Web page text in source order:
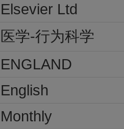
Elsevier Ltd
医学-行为科学
ENGLAND
English
Monthly